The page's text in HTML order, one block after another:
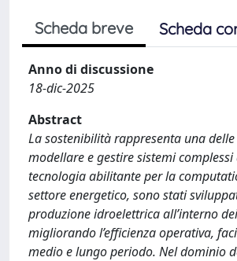
Scheda breve Scheda
Anno di discussione
18-dic-2025
Abstract
La sostenibilità rappresenta una
modellare e gestire sistemi
tecnologia abilitante per la
settore energetico, sono stati
produzione idroelettrica all’interno
migliorando l’efficienza operativa,
medio e lungo periodo. Nel dominio